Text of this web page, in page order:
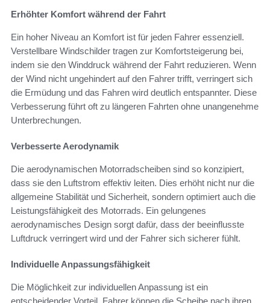
Erhöhter Komfort während der Fahrt
Ein hoher Niveau an Komfort ist für jeden Fahrer essenziell.
Verstellbare Windschilder tragen zur Komfortsteigerung bei,
indem sie den Winddruck während der Fahrt reduzieren. Wenn
der Wind nicht ungehindert auf den Fahrer trifft, verringert sich
die Ermüdung und das Fahren wird deutlich entspannter. Diese
Verbesserung führt oft zu längeren Fahrten ohne unangenehme
Unterbrechungen.
Verbesserte Aerodynamik
Die aerodynamischen Motorradscheiben sind so konzipiert,
dass sie den Luftstrom effektiv leiten. Dies erhöht nicht nur die
allgemeine Stabilität und Sicherheit, sondern optimiert auch die
Leistungsfähigkeit des Motorrads. Ein gelungenes
aerodynamisches Design sorgt dafür, dass der beeinflusste
Luftdruck verringert wird und der Fahrer sich sicherer fühlt.
Individuelle Anpassungsfähigkeit
Die Möglichkeit zur individuellen Anpassung ist ein
entscheidender Vorteil. Fahrer können die Scheibe nach ihren